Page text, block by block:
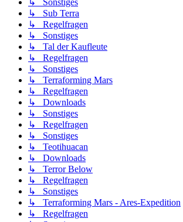
↳ Sub Terra
↳ Regelfragen
↳ Sonstiges
↳ Tal der Kaufleute
↳ Regelfragen
↳ Sonstiges
↳ Terraforming Mars
↳ Regelfragen
↳ Downloads
↳ Sonstiges
↳ Regelfragen
↳ Sonstiges
↳ Teotihuacan
↳ Downloads
↳ Terror Below
↳ Regelfragen
↳ Sonstiges
↳ Terraforming Mars - Ares-Expedition
↳ Regelfragen